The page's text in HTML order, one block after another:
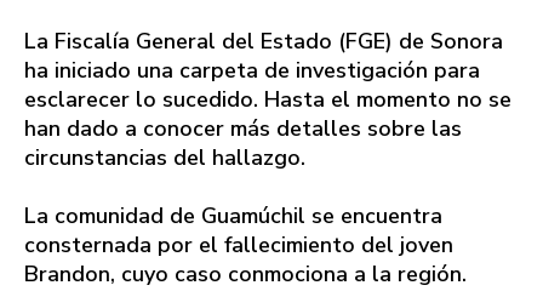
La Fiscalía General del Estado (FGE) de Sonora
ha iniciado una carpeta de investigación para
esclarecer lo sucedido. Hasta el momento no se
han dado a conocer más detalles sobre las
circunstancias del hallazgo.
La comunidad de Guamúchil se encuentra
consternada por el fallecimiento del joven
Brandon, cuyo caso conmociona a la región.